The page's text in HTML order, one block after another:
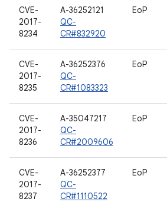
CVE-
2017-
8234
A-36252121
QC-
CR#832920
EoP
CVE-
2017-
8235
A-36252376
QC-
CR#1083323
EoP
CVE-
2017-
8236
A-35047217
QC-
CR#2009606
EoP
CVE-
2017-
8237
A-36252377
QC-
CR#1110522
EoP